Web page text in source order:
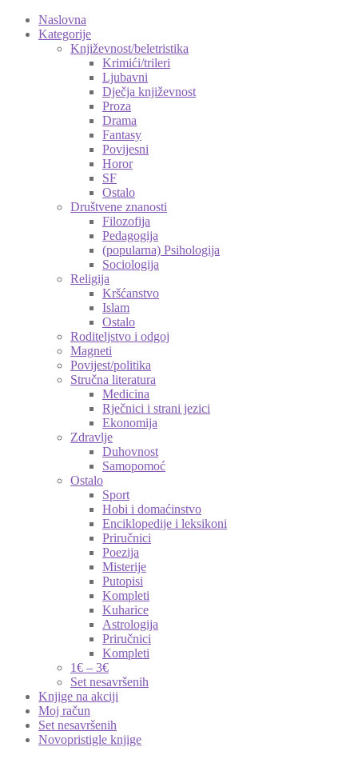
Naslovna
Kategorije
Književnost/beletristika
Krimići/trileri
Ljubavni
Dječja književnost
Proza
Drama
Fantasy
Povijesni
Horor
SF
Ostalo
Društvene znanosti
Filozofija
Pedagogija
(popularna) Psihologija
Sociologija
Religija
Kršćanstvo
Islam
Ostalo
Roditeljstvo i odgoj
Magneti
Povijest/politika
Stručna literatura
Medicina
Rječnici i strani jezici
Ekonomija
Zdravlje
Duhovnost
Samopomoć
Ostalo
Sport
Hobi i domaćinstvo
Enciklopedije i leksikoni
Priručnici
Poezija
Misterije
Putopisi
Kompleti
Kuharice
Astrologija
Priručnici
Kompleti
1€ – 3€
Set nesavršenih
Knjige na akciji
Moj račun
Set nesavršenih
Novopristigle knjige